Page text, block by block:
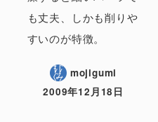
も丈夫、しかも削りや
すいのが特徴。
mojigumi
2009年12月18日